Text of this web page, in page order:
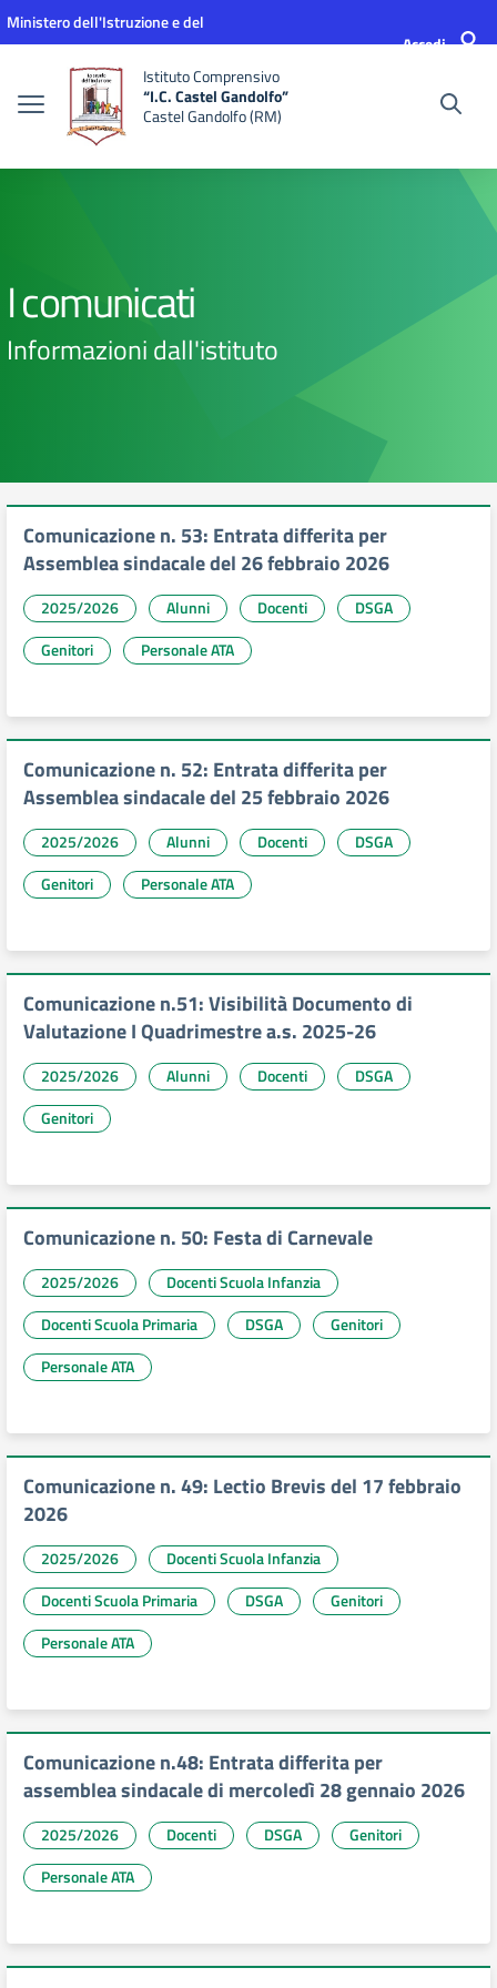
Vai ai contenuti
Vai al menu di navigazione
Vai al footer
Ministero dell'Istruzione e del
Accedi
Istituto Comprensivo
“I.C. Castel Gandolfo”
Castel Gandolfo (RM)
I comunicati
Informazioni dall'istituto
Comunicazione n. 53: Entrata differita per
Assemblea sindacale del 26 febbraio 2026
2025/2026 Alunni Docenti
DSGA
Genitori
Personale ATA
Comunicazione n. 52: Entrata differita per
Assemblea sindacale del 25 febbraio 2026
2025/2026 Alunni Docenti
DSGA
Genitori
Personale ATA
Comunicazione n.51: Visibilità Documento di
Valutazione I Quadrimestre a.s. 2025-26
2025/2026 Alunni Docenti
DSGA
Genitori
Comunicazione n. 50: Festa di Carnevale
2025/2026
Docenti Scuola Infanzia
Docenti Scuola Primaria
DSGA
Genitori
Personale ATA
Comunicazione n. 49: Lectio Brevis del 17 febbraio
2026
2025/2026
Docenti Scuola Infanzia
Docenti Scuola Primaria
DSGA
Genitori
Personale ATA
Comunicazione n.48: Entrata differita per
assemblea sindacale di mercoledì 28 gennaio 2026
2025/2026 Docenti DSGA
Genitori
Personale ATA